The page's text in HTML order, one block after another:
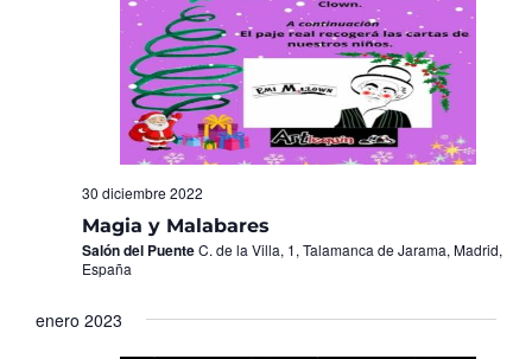
Magia y Malabares
30 diciembre 2022
Salón del PuenteC. de la Villa, 1, Talamanca de Jarama, Madrid,
España
enero 2023